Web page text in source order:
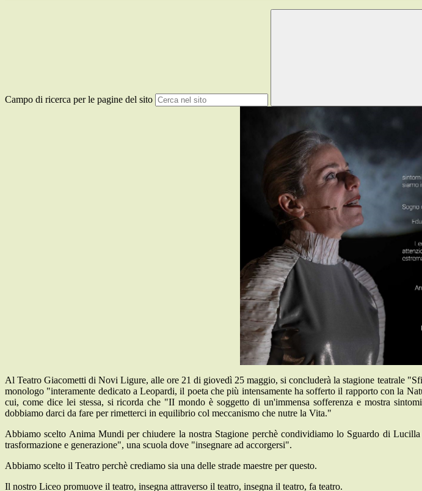
Campo di ricerca per le pagine del sito
Al Teatro Giacometti di Novi Ligure, alle ore 21 di giovedì 25 maggio, si concluderà la stagione teatrale
monologo "interamente dedicato a Leopardi, il poeta che più intensamente ha sofferto il rapporto con la
cui, come dice lei stessa, si ricorda che "II mondo è soggetto di un'immensa sofferenza e mostra
dobbiamo darci da fare per rimetterci in equilibrio col meccanismo che nutre la Vita."
Abbiamo scelto Anima Mundi per chiudere la nostra Stagione perchè condividiamo lo Sguardo di
trasformazione e generazione", una scuola dove "insegnare ad accorgersi".
Abbiamo scelto il Teatro perchè crediamo sia una delle strade maestre per questo.
Il nostro Liceo promuove il teatro, insegna attraverso il teatro, insegna il teatro, fa teatro.